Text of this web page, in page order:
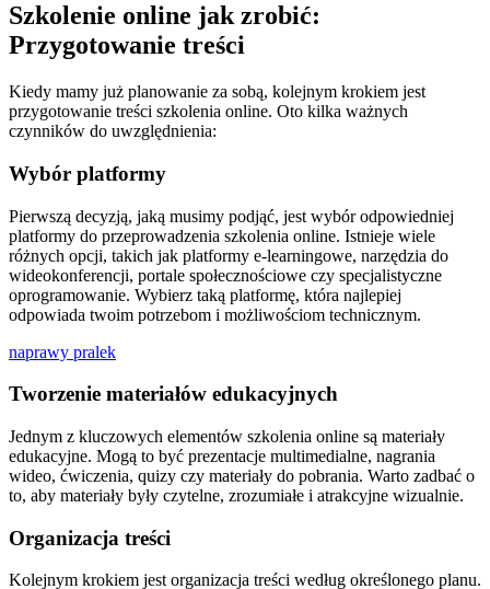
Szkolenie online jak zrobić:
Przygotowanie treści
Kiedy mamy już planowanie za sobą, kolejnym krokiem jest
przygotowanie treści szkolenia online. Oto kilka ważnych
czynników do uwzględnienia:
Wybór platformy
Pierwszą decyzją, jaką musimy podjąć, jest wybór odpowiedniej
platformy do przeprowadzenia szkolenia online. Istnieje wiele
różnych opcji, takich jak platformy e-learningowe, narzędzia do
wideokonferencji, portale społecznościowe czy specjalistyczne
oprogramowanie. Wybierz taką platformę, która najlepiej
odpowiada twoim potrzebom i możliwościom technicznym.
naprawy pralek
Tworzenie materiałów edukacyjnych
Jednym z kluczowych elementów szkolenia online są materiały
edukacyjne. Mogą to być prezentacje multimedialne, nagrania
wideo, ćwiczenia, quizy czy materiały do pobrania. Warto zadbać o
to, aby materiały były czytelne, zrozumiałe i atrakcyjne wizualnie.
Organizacja treści
Kolejnym krokiem jest organizacja treści według określonego planu.